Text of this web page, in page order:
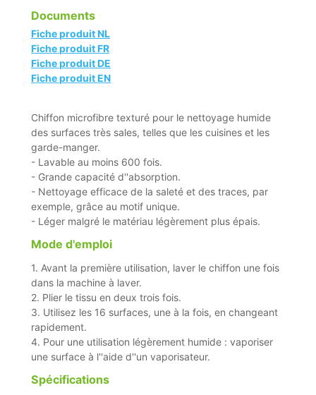
Documents
Fiche produit NL
Fiche produit FR
Fiche produit DE
Fiche produit EN
Chiffon microfibre texturé pour le nettoyage humide
des surfaces très sales, telles que les cuisines et les
garde-manger.
- Lavable au moins 600 fois.
- Grande capacité d''absorption.
- Nettoyage efficace de la saleté et des traces, par
exemple, grâce au motif unique.
- Léger malgré le matériau légèrement plus épais.
Mode d'emploi
1. Avant la première utilisation, laver le chiffon une fois
dans la machine à laver.
2. Plier le tissu en deux trois fois.
3. Utilisez les 16 surfaces, une à la fois, en changeant
rapidement.
4. Pour une utilisation légèrement humide : vaporiser
une surface à l''aide d''un vaporisateur.
Spécifications